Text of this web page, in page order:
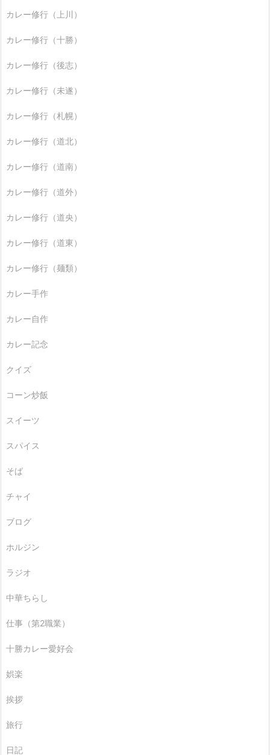
カレー修行（上川）
カレー修行（十勝）
カレー修行（後志）
カレー修行（未遂）
カレー修行（札幌）
カレー修行（道北）
カレー修行（道南）
カレー修行（道外）
カレー修行（道央）
カレー修行（道東）
カレー修行（麺類）
カレー手作
カレー自作
カレー記念
クイズ
コーン炒飯
スイーツ
スパイス
そば
チャイ
ブログ
ホルジン
ラジオ
中華ちらし
仕事（第2職業）
十勝カレー愛好会
娯楽
挨拶
旅行
日記